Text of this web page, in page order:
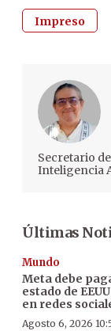
Impreso
Secretario
Inteligencia
Últimas
Mundo
Meta debe
estado de
en redes
Agosto 6, 2026